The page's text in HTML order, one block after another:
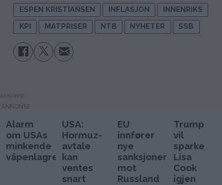
ESPEN KRISTIANSEN INFLASJON
INNENRIKS
KPI
MATPRISER NTB NYHETER SSB
ANNONSE
Alarm
om USAs
minkende
våpenlagre
USA:
Hormuz-
avtale
kan
ventes
snart
EU
innfører
nye
sanksjoner
mot
Russland
Trump
vil
sparke
Lisa
Cook
igjen